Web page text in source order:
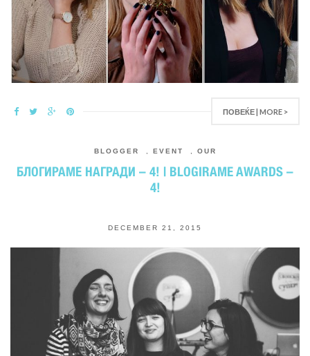
ПОВЕЌЕ | MORE >
BLOGGER EVENT OUR
БЛОГИРАМЕ НАГРАДИ – 4! | BLOGIRAME AWARDS –
4!
DECEMBER 21, 2015